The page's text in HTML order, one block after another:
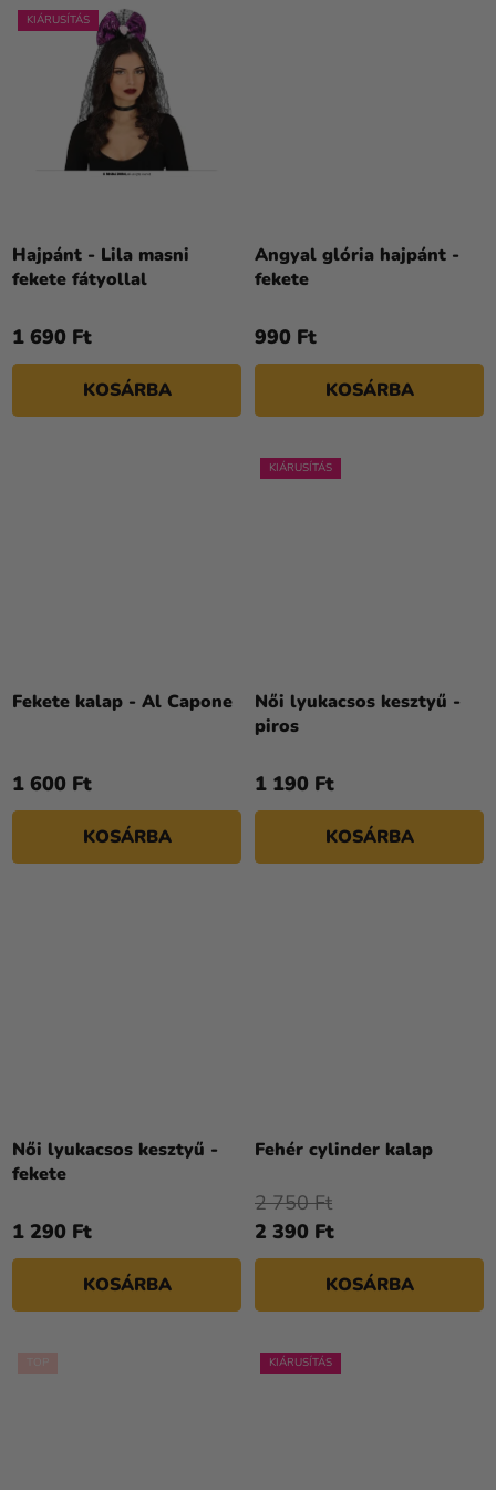
KIÁRUSÍTÁS
Hajpánt - Lila masni
fekete fátyollal
1 690 Ft
KOSÁRBA
Angyal glória hajpánt -
fekete
990 Ft
KOSÁRBA
Fekete kalap - Al Capone
1 600 Ft
KOSÁRBA
KIÁRUSÍTÁS
Női lyukacsos kesztyű -
piros
1 190 Ft
KOSÁRBA
Női lyukacsos kesztyű -
fekete
1 290 Ft
KOSÁRBA
Fehér cylinder kalap
2 390 Ft
2 750 Ft
KOSÁRBA
KIÁRUSÍTÁS